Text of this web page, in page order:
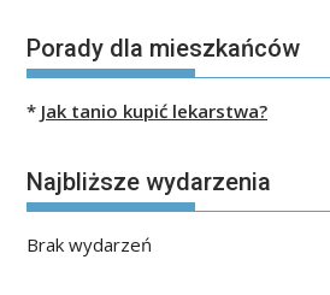
Porady dla mieszkańców
* Jak tanio kupić lekarstwa?
Najbliższe wydarzenia
Brak wydarzeń